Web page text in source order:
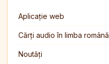
Aplicație web
Cărți audio în limba română
Noutăți